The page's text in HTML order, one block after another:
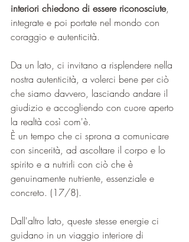
interiori chiedono di essere riconosciute,
integrate e poi portate nel mondo con
coraggio e autenticità.
Da un lato, ci invitano a risplendere nella
nostra autenticità, a volerci bene per ciò
che siamo davvero, lasciando andare il
giudizio e accogliendo con cuore aperto
la realtà così com'è.
È un tempo che ci sprona a comunicare
con sincerità, ad ascoltare il corpo e lo
spirito e a nutrirli con ciò che è
genuinamente nutriente, essenziale e
concreto. (17/8).
Dall'altro lato, queste stesse energie ci
guidano in un viaggio interiore di